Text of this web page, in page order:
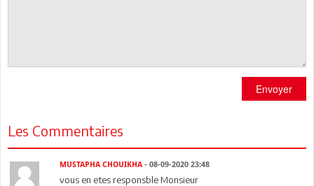
Envoyer
Les Commentaires
MUSTAPHA CHOUIKHA - 08-09-2020 23:48
vous en etes responsble Monsieur